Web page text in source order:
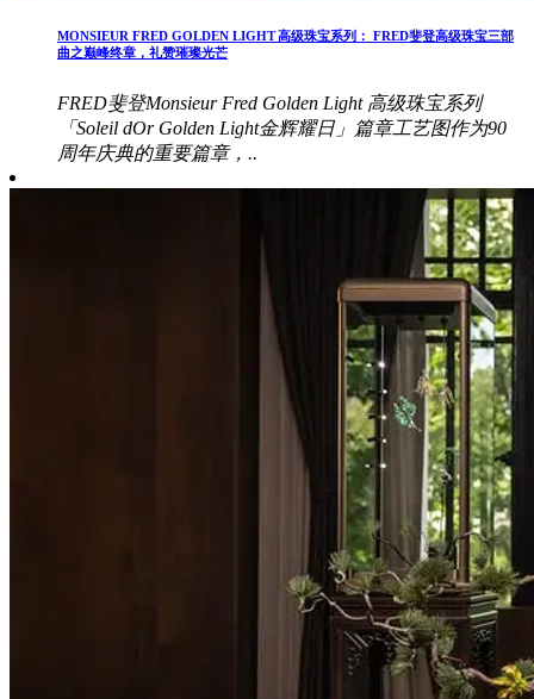
MONSIEUR FRED GOLDEN LIGHT 高级珠宝系列： FRED斐登高级珠宝三部
曲之巅峰终章，礼赞璀璨光芒
FRED斐登Monsieur Fred Golden Light 高级珠宝系列
「Soleil dOr Golden Light金辉耀日」篇章工艺图作为90
周年庆典的重要篇章，..